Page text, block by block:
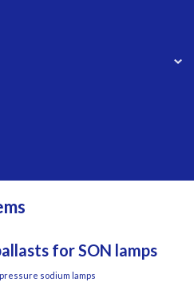
for SON lamps
sodium lamps